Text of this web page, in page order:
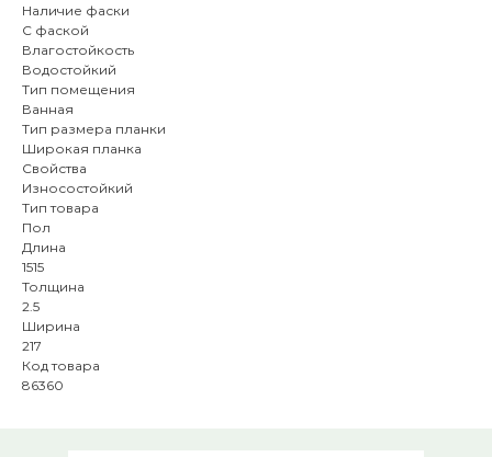
Наличие фаски
С фаской
Влагостойкость
Водостойкий
Тип помещения
Ванная
Тип размера планки
Широкая планка
Свойства
Износостойкий
Тип товара
Пол
Длина
1515
Толщина
2.5
Ширина
217
Код товара
86360